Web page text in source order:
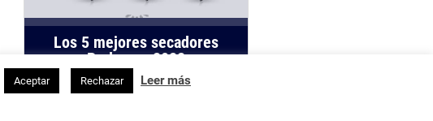
Los 5 mejores secadores
Parlux en 2022
Aceptar Rechazar Leer más